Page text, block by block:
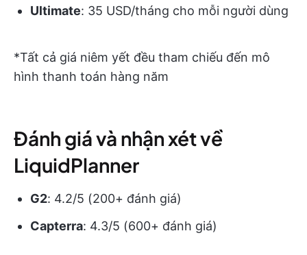
Ultimate: 35 USD/tháng cho mỗi người dùng
*Tất cả giá niêm yết đều tham chiếu đến mô
hình thanh toán hàng năm
Đánh giá và nhận xét về
LiquidPlanner
G2: 4.2/5 (200+ đánh giá)
Capterra: 4.3/5 (600+ đánh giá)